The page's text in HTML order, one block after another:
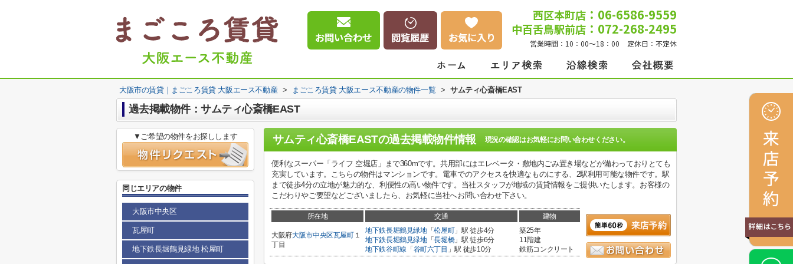
西区本町店 ：06-6586-9559
中百舌鳥駅前店 ：072-268-2495
営業時間： 10：00～18：00 定休日： 不定休
大阪市の賃貸｜まごころ賃貸 大阪エース不動産 > まごころ賃貸 大阪エース不動産の物件一覧 > サムティ心斎橋EAST
過去掲載物件：サムティ心斎橋EAST
サムティ心斎橋EASTの過去掲載物件情報 現況の確認はお気軽にお問い合わせください。
便利なスーパー「ライフ 空堀店」まで360mです。共用部にはエレベータ・敷地内ごみ置き場などが備わっておりとても
充実しています。こちらの物件はマンションです。電車でのアクセスを快適なものにする、2駅利用可能な物件です。駅
まで徒歩4分の立地が魅力的な、利便性の高い物件です。当社スタッフが地域の賃貸情報をご提供いたします。お客様の
こだわりやご要望などございましたら、お気軽に当社へお問い合わせ下さい。
所在地 交通 建物
大阪府大阪市中央区瓦屋町１
丁目
地下鉄長堀鶴見緑地「松屋町」駅 徒歩4分
地下鉄長堀鶴見緑地「長堀橋」駅 徒歩6分
地下鉄谷町線 「 谷町六丁目 」駅 徒歩10分
築25年
11階建
鉄筋コンクリート
▼ご希望の物件をお探しします
同じエリアの物件
大阪市中央区
瓦屋町
地下鉄長堀鶴見緑地 松屋町